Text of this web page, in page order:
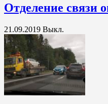
Отделение связи
21.09.2019 Выкл.